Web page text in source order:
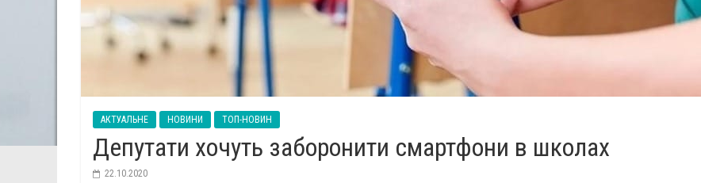
АКТУАЛЬНЕ НОВИНИ ТОП-НОВИН
Депутати хочуть заборонити смартфони в школах
22.10.2020